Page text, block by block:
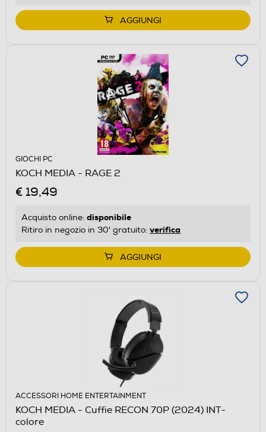
AGGIUNGI
GIOCHI PC
KOCH MEDIA - RAGE 2
€ 19,49
Acquisto online: disponibile
Ritiro in negozio in 30' gratuito: verifica
AGGIUNGI
ACCESSORI HOME ENTERTAINMENT
KOCH MEDIA - Cuffie RECON 70P (2024) INT-
colore